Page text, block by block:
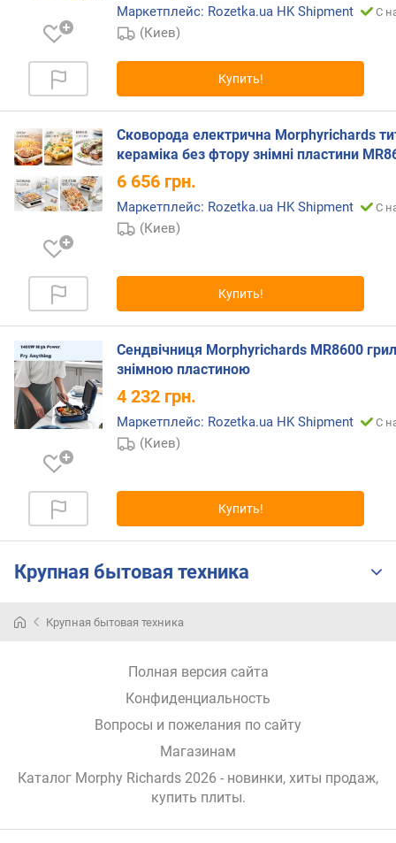
о
г
и
о
т
д
о
р
о
и
к
е
в
ы
м
о
з
ы
а
п
б
Маркетплейс: Rozetka.ua HK Shipment С
(Киев)
Купить!
Сковорода електрична Morphyrichards
кераміка без фтору знімні пластини
6 656 грн.
Маркетплейс: Rozetka.ua HK Shipment С
(Киев)
Купить!
Сендвічниця Morphyrichards MR8600
знімною пластиною
4 232 грн.
Маркетплейс: Rozetka.ua HK Shipment С
(Киев)
Купить!
Крупная бытовая техника
Крупная бытовая техника
Полная версия сайта
Конфиденциальность
Вопросы и пожелания по сайту
Магазинам
Каталог Morphy Richards 2026 - новинки, хиты продаж,
купить плиты.